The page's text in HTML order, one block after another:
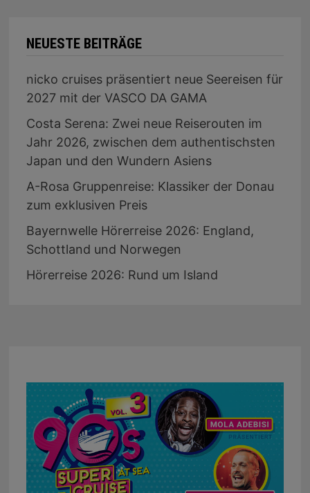
NEUESTE BEITRÄGE
nicko cruises präsentiert neue Seereisen für
2027 mit der VASCO DA GAMA
Costa Serena: Zwei neue Reiserouten im
Jahr 2026, zwischen dem authentischsten
Japan und den Wundern Asiens
A-Rosa Gruppenreise: Klassiker der Donau
zum exklusiven Preis
Bayernwelle Hörerreise 2026: England,
Schottland und Norwegen
Hörerreise 2026: Rund um Island